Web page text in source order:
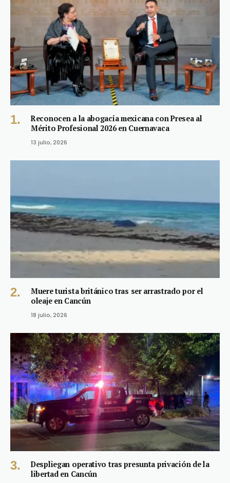
Reconocen a la abogacía mexicana con Presea al
Mérito Profesional 2026 en Cuernavaca
13 julio, 2026
Muere turista británico tras ser arrastrado por el
oleaje en Cancún
18 julio, 2026
Despliegan operativo tras presunta privación de la
libertad en Cancún